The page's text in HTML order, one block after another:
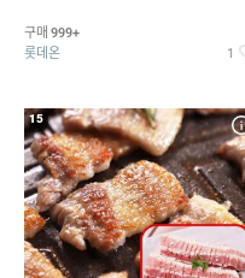
구매 999+
롯데온 1
15